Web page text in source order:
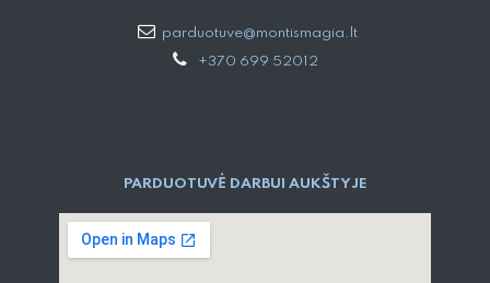
parduotuve@montismagia.lt
+370 699 52012
PARDUOTUVĖ DARBUI AUKŠTYJE